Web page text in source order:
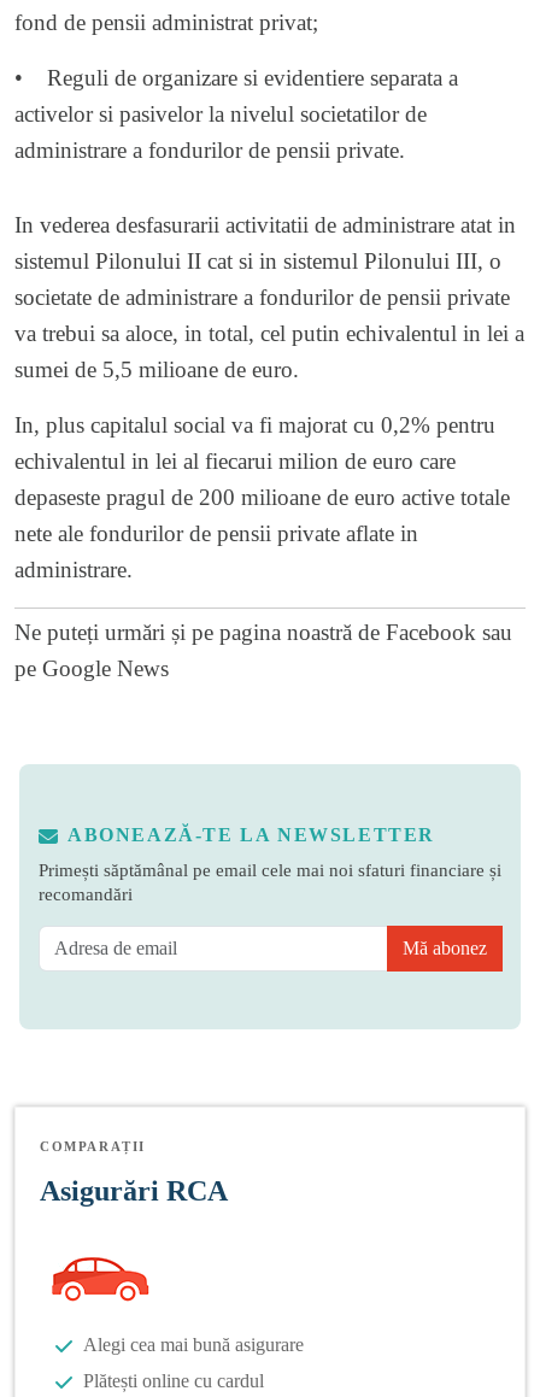
fond de pensii administrat privat;
• Reguli de organizare si evidentiere separata a
activelor si pasivelor la nivelul societatilor de
administrare a fondurilor de pensii private.
In vederea desfasurarii activitatii de administrare atat in
sistemul Pilonului II cat si in sistemul Pilonului III, o
societate de administrare a fondurilor de pensii private
va trebui sa aloce, in total, cel putin echivalentul in lei a
sumei de 5,5 milioane de euro.
In, plus capitalul social va fi majorat cu 0,2% pentru
echivalentul in lei al fiecarui milion de euro care
depaseste pragul de 200 milioane de euro active totale
nete ale fondurilor de pensii private aflate in
administrare.
Ne puteți urmări și pe pagina noastră de Facebook sau
pe Google News
ABONEAZĂ-TE LA NEWSLETTER
Primești săptămânal pe email cele mai noi sfaturi financiare și
recomandări
Mă abonez
COMPARAȚII
Asigurări RCA
Alegi cea mai bună asigurare
Plătești online cu cardul